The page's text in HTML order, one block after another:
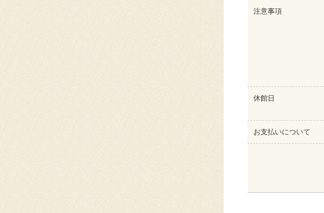
注意事項
休館日
お支払いについて